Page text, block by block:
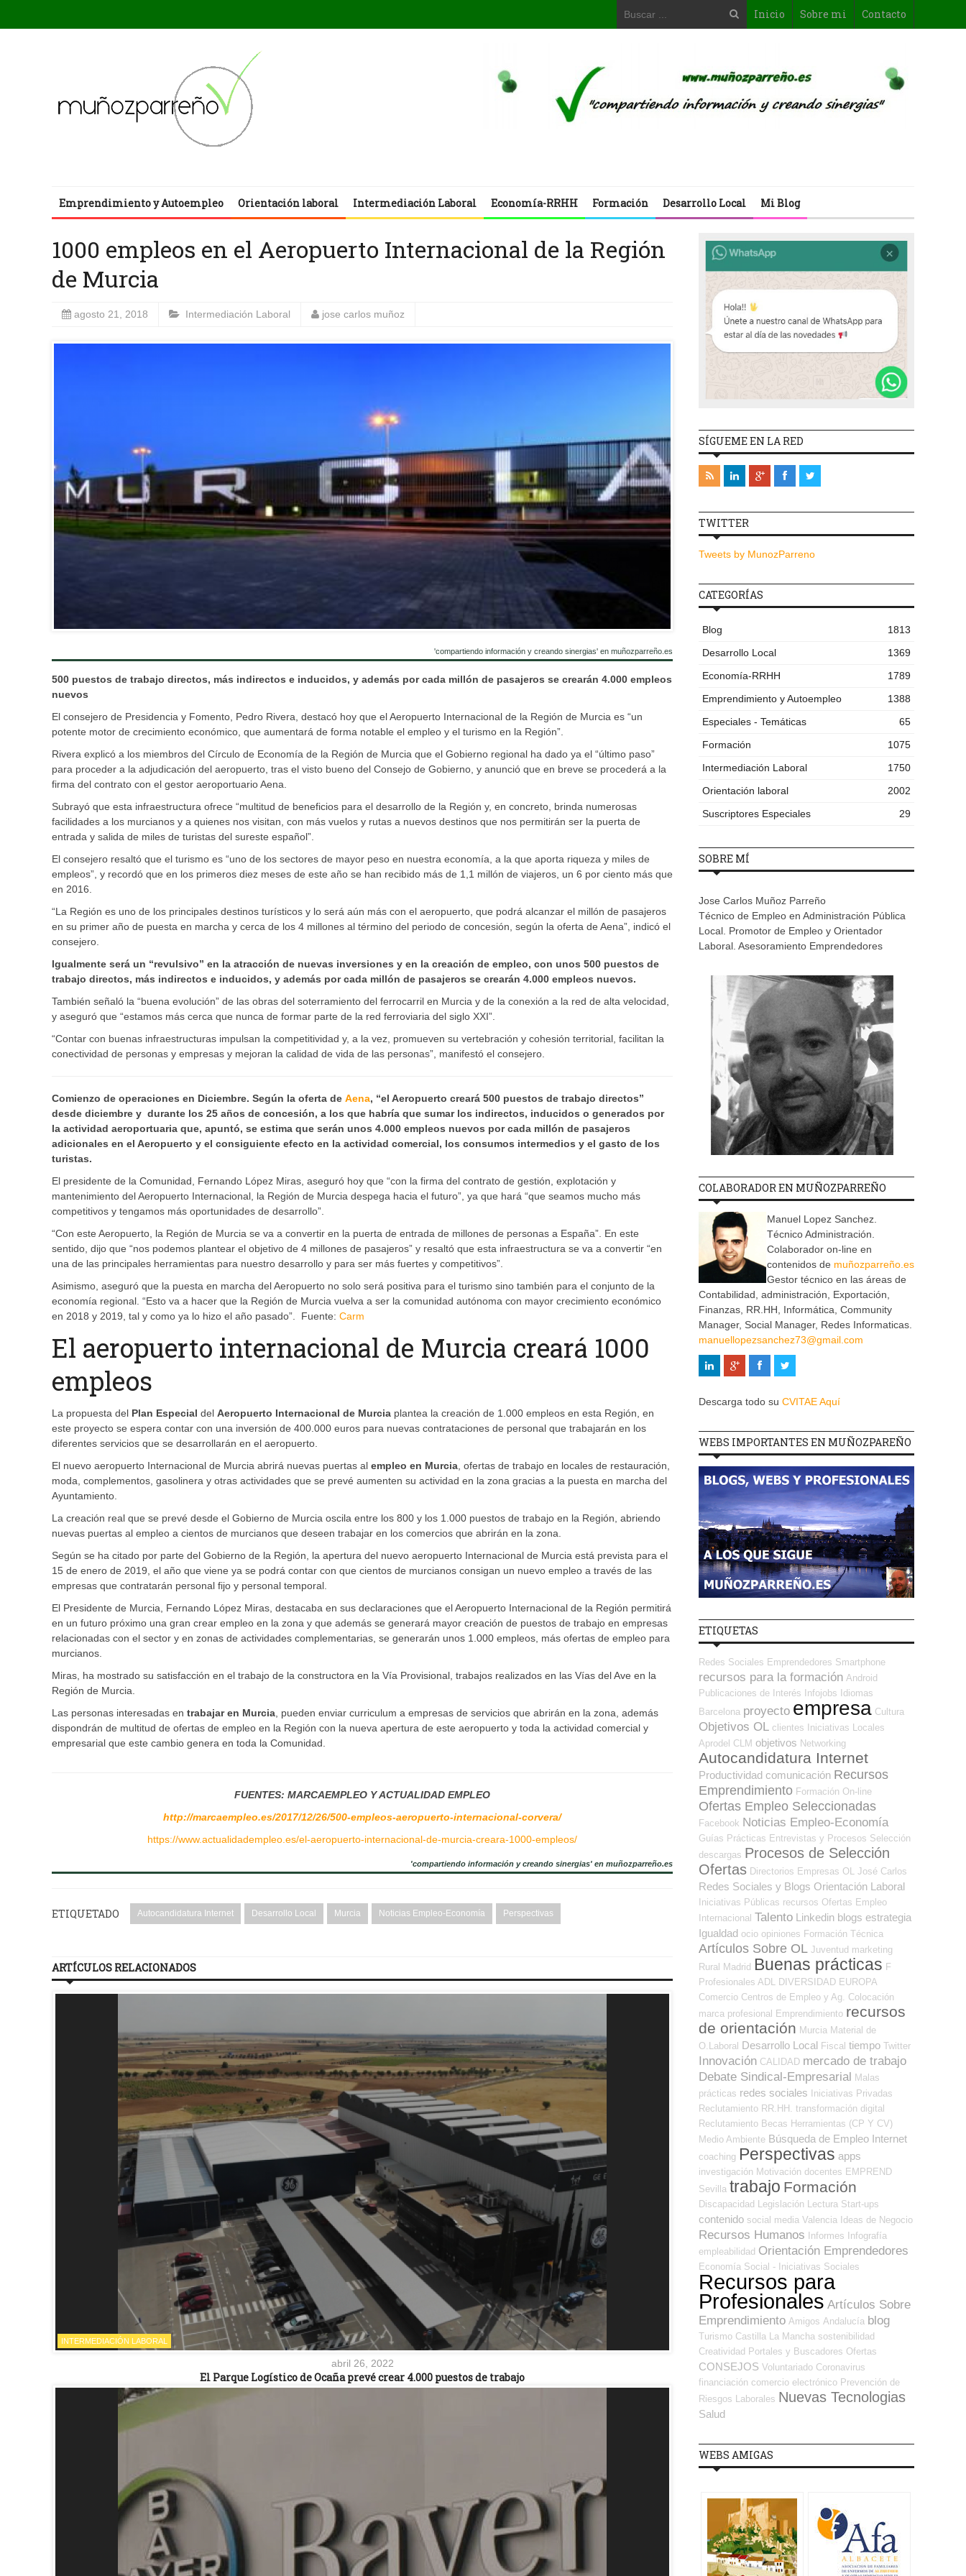
Inicio Sobre mi Contacto
Emprendimiento y Autoempleo Orientación laboral Intermediación Laboral Economía-RRHH Formación Desarrollo Local Mi Blog
1000 empleos en el Aeropuerto Internacional de la Región
de Murcia
agosto 21, 2018 Intermediación Laboral jose carlos muñoz
'compartiendo información y creando sinergias' en muñozparreño.es
500 puestos de trabajo directos, más indirectos e inducidos, y además por cada millón de pasajeros se crearán 4.000 empleos
nuevos
El consejero de Presidencia y Fomento, Pedro Rivera, destacó hoy que el Aeropuerto Internacional de la Región de Murcia es “un
potente motor de crecimiento económico, que aumentará de forma notable el empleo y el turismo en la Región”.
Rivera explicó a los miembros del Círculo de Economía de la Región de Murcia que el Gobierno regional ha dado ya el “último paso”
para proceder a la adjudicación del aeropuerto, tras el visto bueno del Consejo de Gobierno, y anunció que en breve se procederá a la
firma del contrato con el gestor aeroportuario Aena.
Subrayó que esta infraestructura ofrece “multitud de beneficios para el desarrollo de la Región y, en concreto, brinda numerosas
facilidades a los murcianos y a quienes nos visitan, con más vuelos y rutas a nuevos destinos que nos permitirán ser la puerta de
entrada y salida de miles de turistas del sureste español”.
El consejero resaltó que el turismo es “uno de los sectores de mayor peso en nuestra economía, a la que aporta riqueza y miles de
empleos”, y recordó que en los primeros diez meses de este año se han recibido más de 1,1 millón de viajeros, un 6 por ciento más que
en 2016.
“La Región es uno de los principales destinos turísticos y lo será aún más con el aeropuerto, que podrá alcanzar el millón de pasajeros
en su primer año de puesta en marcha y cerca de los 4 millones al término del periodo de concesión, según la oferta de Aena”, indicó el
consejero.
Igualmente será un “revulsivo” en la atracción de nuevas inversiones y en la creación de empleo, con unos 500 puestos de
trabajo directos, más indirectos e inducidos, y además por cada millón de pasajeros se crearán 4.000 empleos nuevos.
También señaló la “buena evolución” de las obras del soterramiento del ferrocarril en Murcia y de la conexión a la red de alta velocidad,
y aseguró que “estamos más cerca que nunca de formar parte de la red ferroviaria del siglo XXI”.
“Contar con buenas infraestructuras impulsan la competitividad y, a la vez, promueven su vertebración y cohesión territorial, facilitan la
conectividad de personas y empresas y mejoran la calidad de vida de las personas”, manifestó el consejero.
Comienzo de operaciones en Diciembre. Según la oferta de Aena, “el Aeropuerto creará 500 puestos de trabajo directos”
desde diciembre y durante los 25 años de concesión, a los que habría que sumar los indirectos, inducidos o generados por
la actividad aeroportuaria que, apuntó, se estima que serán unos 4.000 empleos nuevos por cada millón de pasajeros
adicionales en el Aeropuerto y el consiguiente efecto en la actividad comercial, los consumos intermedios y el gasto de los
turistas.
El presidente de la Comunidad, Fernando López Miras, aseguró hoy que “con la firma del contrato de gestión, explotación y
mantenimiento del Aeropuerto Internacional, la Región de Murcia despega hacia el futuro”, ya que hará “que seamos mucho más
competitivos y tengamos más oportunidades de desarrollo”.
“Con este Aeropuerto, la Región de Murcia se va a convertir en la puerta de entrada de millones de personas a España”. En este
sentido, dijo que “nos podemos plantear el objetivo de 4 millones de pasajeros” y resaltó que esta infraestructura se va a convertir “en
una de las principales herramientas para nuestro desarrollo y para ser más fuertes y competitivos”.
Asimismo, aseguró que la puesta en marcha del Aeropuerto no solo será positiva para el turismo sino también para el conjunto de la
economía regional. “Esto va a hacer que la Región de Murcia vuelva a ser la comunidad autónoma con mayor crecimiento económico
en 2018 y 2019, tal y como ya lo hizo el año pasado”. Fuente: Carm
El aeropuerto internacional de Murcia creará 1000
empleos
La propuesta del Plan Especial del Aeropuerto Internacional de Murcia plantea la creación de 1.000 empleos en esta Región, en
este proyecto se espera contar con una inversión de 400.000 euros para nuevas contrataciones de personal que trabajarán en los
diferentes servicios que se desarrollarán en el aeropuerto.
El nuevo aeropuerto Internacional de Murcia abrirá nuevas puertas al empleo en Murcia, ofertas de trabajo en locales de restauración,
moda, complementos, gasolinera y otras actividades que se prevé aumenten su actividad en la zona gracias a la puesta en marcha del
Ayuntamiento.
La creación real que se prevé desde el Gobierno de Murcia oscila entre los 800 y los 1.000 puestos de trabajo en la Región, abriendo
nuevas puertas al empleo a cientos de murcianos que deseen trabajar en los comercios que abrirán en la zona.
Según se ha citado por parte del Gobierno de la Región, la apertura del nuevo aeropuerto Internacional de Murcia está prevista para el
15 de enero de 2019, el año que viene ya se podrá contar con que cientos de murcianos consigan un nuevo empleo a través de las
empresas que contratarán personal fijo y personal temporal.
El Presidente de Murcia, Fernando López Miras, destacaba en sus declaraciones que el Aeropuerto Internacional de la Región permitirá
en un futuro próximo una gran crear empleo en la zona y que además se generará mayor creación de puestos de trabajo en empresas
relacionadas con el sector y en zonas de actividades complementarias, se generarán unos 1.000 empleos, más ofertas de empleo para
murcianos.
Miras, ha mostrado su satisfacción en el trabajo de la constructora en la Vía Provisional, trabajos realizados en las Vías del Ave en la
Región de Murcia.
Las personas interesadas en trabajar en Murcia, pueden enviar curriculum a empresas de servicios que abrirán en la zona, además
dispondrán de multitud de ofertas de empleo en la Región con la nueva apertura de este aeropuerto y toda la actividad comercial y
empresarial que este cambio genera en toda la Comunidad.
FUENTES: MARCAEMPLEO Y ACTUALIDAD EMPLEO
http://marcaempleo.es/2017/12/26/500-empleos-aeropuerto-internacional-corvera/
https://www.actualidadempleo.es/el-aeropuerto-internacional-de-murcia-creara-1000-empleos/
'compartiendo información y creando sinergias' en muñozparreño.es
ETIQUETADO Autocandidatura Internet Desarrollo Local Murcia Noticias Empleo-Economía Perspectivas
ARTÍCULOS RELACIONADOS
INTERMEDIACIÓN LABORAL
abril 26, 2022
El Parque Logístico de Ocaña prevé crear 4.000 puestos de trabajo
SÍGUEME EN LA RED
TWITTER
Tweets by MunozParreno
CATEGORÍAS
Blog
1813
Desarrollo Local
1369
Economía-RRHH
1789
Emprendimiento y Autoempleo
1388
Especiales - Temáticas
65
Formación
1075
Intermediación Laboral
1750
Orientación laboral
2002
Suscriptores Especiales
29
SOBRE MÍ
Jose Carlos Muñoz Parreño
Técnico de Empleo en Administración Pública
Local. Promotor de Empleo y Orientador
Laboral. Asesoramiento Emprendedores
COLABORADOR EN MUÑOZPARREÑO
Manuel Lopez Sanchez.
Técnico Administración.
Colaborador on-line en
contenidos de muñozparreño.es
Gestor técnico en las áreas de
Contabilidad, administración, Exportación,
Finanzas, RR.HH, Informática, Community
Manager, Social Manager, Redes Informaticas.
manuellopezsanchez73@gmail.com
Descarga todo su CVITAE Aquí
WEBS IMPORTANTES EN MUÑOZPAREÑO
ETIQUETAS
Redes Sociales Emprendedores Smartphone
recursos para la formación Android
Publicaciones de Interés
Infojobs
Idiomas
Barcelona proyecto empresa Cultura
Objetivos OL clientes
Iniciativas Locales
Aprodel CLM objetivos Networking
Autocandidatura Internet
Productividad comunicación Recursos
Emprendimiento Formación On-line
Ofertas Empleo Seleccionadas
Facebook Noticias Empleo-Economía
Guías Prácticas Entrevistas y Procesos Selección
descargas Procesos de Selección
Ofertas Directorios Empresas OL José Carlos
Redes Sociales y Blogs Orientación Laboral
Iniciativas Públicas recursos Ofertas Empleo
Internacional Talento Linkedin blogs estrategia
Igualdad ocio opiniones Formación Técnica
Artículos Sobre OL Juventud marketing
Rural
Madrid Buenas prácticas F
Profesionales ADL
DIVERSIDAD EUROPA
Comercio Centros de Empleo y Ag. Colocación
marca profesional
Emprendimiento recursos
de orientación Murcia Material de
O.Laboral Desarrollo Local Fiscal tiempo Twitter
Innovación CALIDAD mercado de trabajo
Debate Sindical-Empresarial Malas
prácticas redes sociales
Iniciativas Privadas
Reclutamiento RR.HH.
transformación digital
Reclutamiento Becas Herramientas (CP Y CV)
Medio Ambiente Búsqueda de Empleo Internet
coaching Perspectivas apps
investigación Motivación docentes EMPREND
Sevilla trabajo Formación
Discapacidad Legislación Lectura Start-ups
contenido social media Valencia Ideas de Negocio
Recursos Humanos Informes
Infografía
empleabilidad Orientación Emprendedores
Economía Social - Iniciativas Sociales
Recursos para
Profesionales Artículos Sobre
Emprendimiento Amigos Andalucía blog
Turismo Castilla La Mancha sostenibilidad
Creatividad Portales y Buscadores Ofertas
CONSEJOS Voluntariado Coronavirus
financiación comercio electrónico Prevención de
Riesgos Laborales Nuevas Tecnologias
Salud
WEBS AMIGAS